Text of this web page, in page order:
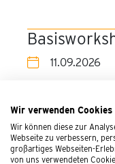
Wir verwenden Cookies
Wir können diese zur
Webseite zu verbessern,
großartiges Webseiten-
von uns verwendeten
Berlin -
München - PEG
Waldaupark
2026
2027
11.09.2026
Bochum -
44795